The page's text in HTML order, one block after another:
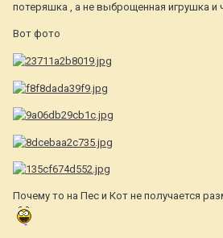
потеряшка , а не выброщенная игрушка и
Вот фото
Почему то на Пес и Кот не получается